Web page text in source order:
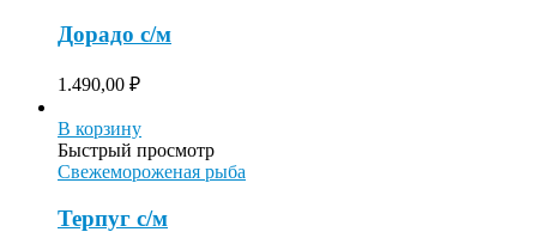
Дорадо с/м
1.490,00 ₽
В корзину
Быстрый просмотр
Свежемороженая рыба
Терпуг с/м